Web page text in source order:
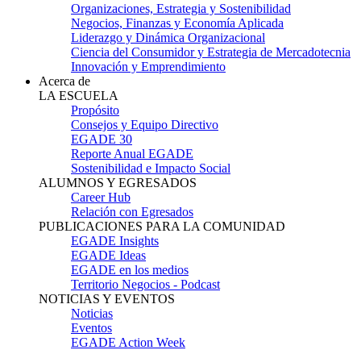
Organizaciones, Estrategia y Sostenibilidad
Negocios, Finanzas y Economía Aplicada
Liderazgo y Dinámica Organizacional
Ciencia del Consumidor y Estrategia de Mercadotecnia
Innovación y Emprendimiento
Acerca de
LA ESCUELA
Propósito
Consejos y Equipo Directivo
EGADE 30
Reporte Anual EGADE
Sostenibilidad e Impacto Social
ALUMNOS Y EGRESADOS
Career Hub
Relación con Egresados
PUBLICACIONES PARA LA COMUNIDAD
EGADE Insights
EGADE Ideas
EGADE en los medios
Territorio Negocios - Podcast
NOTICIAS Y EVENTOS
Noticias
Eventos
EGADE Action Week